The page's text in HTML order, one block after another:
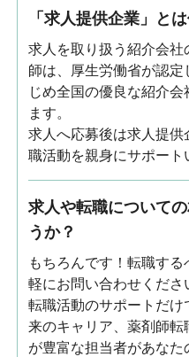
「求人提供企業」と
求人を取り扱う紹介会
師は、厚生労働省が認
じめ全国の優良な紹介
ます。
求人へ応募後は求人提
職活動を親身にサポート
求人や転職について
うか？
もちろんです！転職す
軽にお問い合わせくださ
転職活動のサポートだ
来のキャリア、薬剤師
が豊富な担当者があな